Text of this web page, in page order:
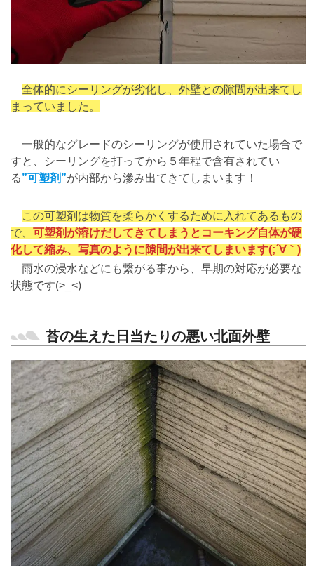
全体的にシーリングが劣化し、外壁との隙間が出来てし
まっていました。
一般的なグレードのシーリングが使用されていた場合で
すと、シーリングを打ってから５年程で含有されてい
る”可塑剤”が内部から滲み出てきてしまいます！
この可塑剤は物質を柔らかくするために入れてあるもの
で、 可塑剤が溶けだしてきてしまうとコーキング自体が硬
化して縮み、写真のように隙間が出来てしまいます(;´∀｀)
雨水の浸水などにも繋がる事から、早期の対応が必要な
状態です(>_<)
苔の生えた日当たりの悪い北面外壁